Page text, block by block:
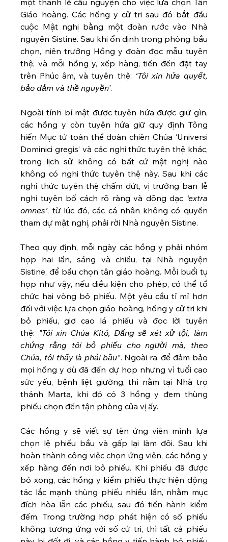
một thánh lễ cầu nguyện cho việc lựa chọn Tân
Giáo hoàng. Các hồng y cử tri sau đó bắt đầu
cuộc Mật nghị bằng một đoàn rước vào Nhà
nguyện Sistine. Sau khi ổn định trong phòng bầu
chọn, niên trưởng Hồng y đoàn đọc mẫu tuyên
thệ, và mỗi hồng y, xếp hàng, tiến đến đặt tay
trên Phúc âm, và tuyên thệ: ‘Tôi xin hứa quyết,
bảo đảm và thề nguyền’.
Ngoài tính bí mật được tuyên hứa được giữ gìn,
các hồng y còn tuyên hứa giữ quy định Tông
hiến Mục tử toàn thể đoàn chiên Chúa ‘Universi
Dominici gregis’ và các nghi thức tuyên thệ khác,
trong lịch sử, không có bất cứ mật nghị nào
không có nghi thức tuyên thệ này. Sau khi các
nghi thức tuyên thệ chấm dứt, vị trưởng ban lễ
nghi tuyên bố cách rõ ràng và dõng dạc ‘extra
omnes’, từ lúc đó, các cá nhân không có quyền
tham dự mật nghị, phải rời Nhà nguyện Sistine.
Theo quy định, mỗi ngày các hồng y phải nhóm
họp hai lần, sáng và chiều, tại Nhà nguyện
Sistine, để bầu chọn tân giáo hoàng. Mỗi buổi tụ
họp như vậy, nếu điều kiện cho phép, có thể tổ
chức hai vòng bỏ phiếu. Một yêu cầu tỉ mỉ hơn
đối với việc lựa chọn giáo hoàng, hồng y cử tri khi
bỏ phiếu, giơ cao lá phiếu và đọc lời tuyên
thệ: "Tôi xin Chúa Kitô, Đấng sẽ xét xử tội, làm
chứng rằng tôi bỏ phiếu cho người mà, theo
Chúa, tôi thấy là phải bầu". Ngoài ra, để đảm bảo
mọi hồng y dù đã đến dự họp nhưng vì tuổi cao
sức yếu, bệnh liệt giường, thì nằm tại Nhà trọ
thánh Marta, khi đó có 3 hồng y đem thùng
phiếu chọn đến tận phòng của vị ấy.
Các hồng y sẽ viết sự tên ứng viên mình lựa
chọn lệ phiếu bầu và gấp lại làm đôi. Sau khi
hoàn thành công việc chọn ứng viên, các hồng y
xếp hàng đến nơi bỏ phiếu. Khi phiếu đã được
bỏ xong, các hồng y kiểm phiếu thực hiện động
tác lắc mạnh thùng phiếu nhiều lần, nhằm mục
đích hòa lẫn các phiếu, sau đó tiến hành kiểm
đếm. Trong trường hợp phát hiện có số phiếu
không tương ứng với số cử tri, thì tất cả phiếu